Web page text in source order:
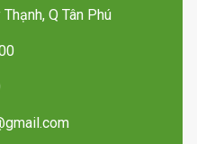
Q Tân Phú